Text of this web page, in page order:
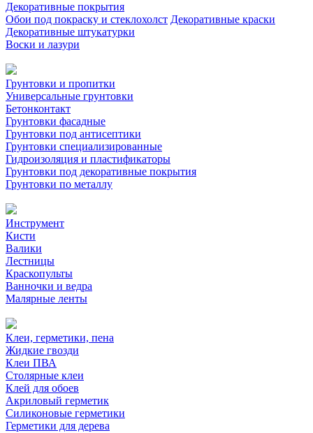
Декоративные покрытия
Обои под покраску и стеклохолст Декоративные краски
Декоративные штукатурки
Воски и лазури
Грунтовки и пропитки
Универсальные грунтовки
Бетонконтакт
Грунтовки фасадные
Грунтовки под антисептики
Грунтовки специализированные
Гидроизоляция и пластификаторы
Грунтовки под декоративные покрытия
Грунтовки по металлу
Инструмент
Кисти
Валики
Лестницы
Краскопульты
Ванночки и ведра
Малярные ленты
Клеи, герметики, пена
Жидкие гвозди
Клеи ПВА
Столярные клеи
Клей для обоев
Акриловый герметик
Силиконовые герметики
Герметики для дерева